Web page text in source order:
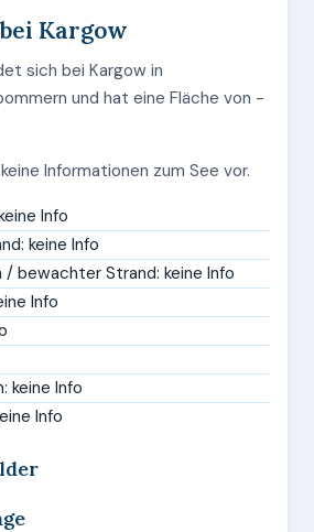
Kargow
sich bei Kargow in
und hat eine Fläche von -
Informationen zum See vor.
Info
keine Info
/ bewachter Strand: keine Info
Info
keine Info
Info